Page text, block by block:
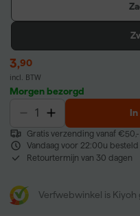
3,90
incl. BTW
Morgen bezorgd
Gratis verzending vanaf €50,-
Vandaag voor 22:00u
Retourtermijn van 30 dagen
Verfwebwinkel is